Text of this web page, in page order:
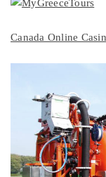
Canada Online